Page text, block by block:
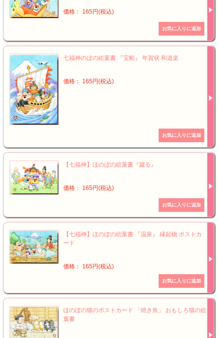
価格： 165円(税込)
七福神のぼの絵葉書 『宝船』 年賀状 和道楽
価格： 165円(税込)
【七福神】ほのぼの絵葉書『蹴る』
価格： 165円(税込)
【七福神】ほのぼの絵葉書 『温泉』 縁起物 ポストカ
ード
価格： 165円(税込)
ほのぼの猫のポストカード 「焼き魚」 おもしろ猫の絵
葉書